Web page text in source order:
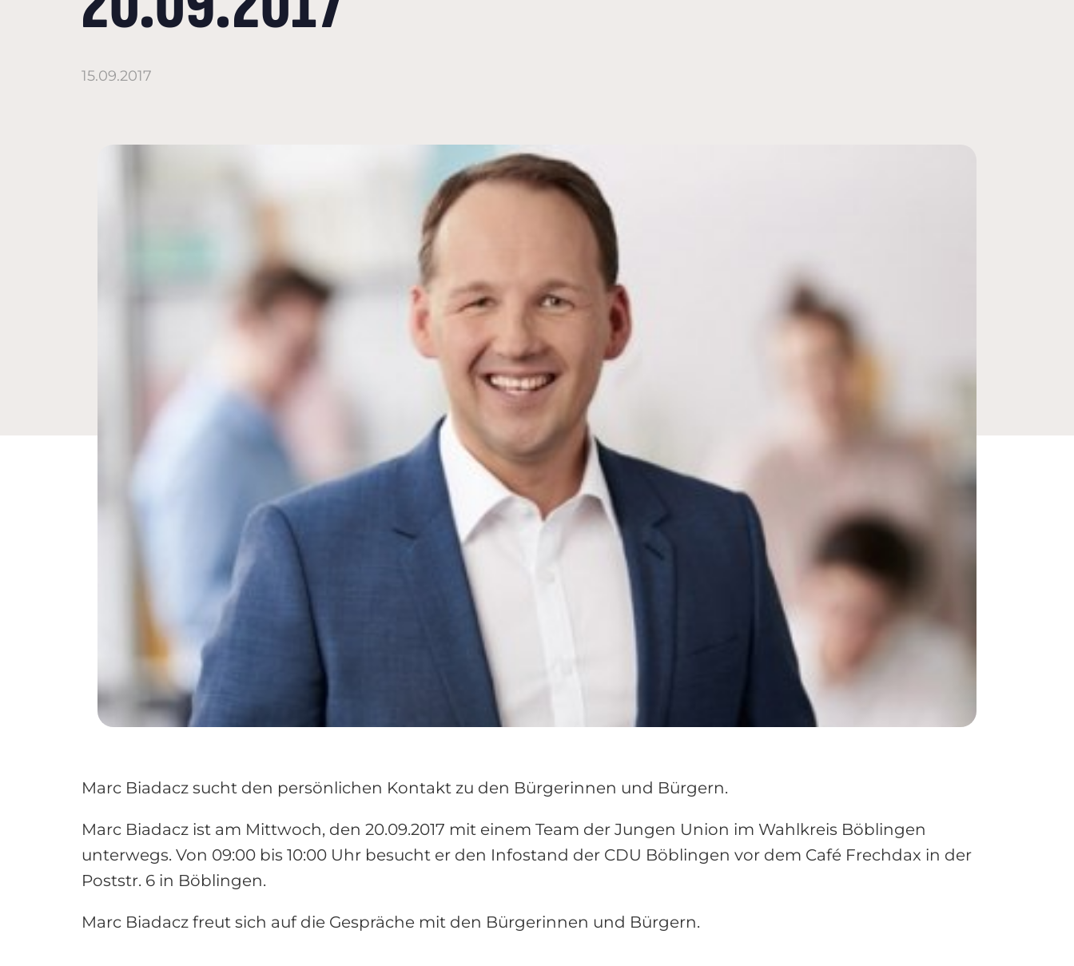
15.09.2017
Marc Biadacz sucht den persönlichen Kontakt zu den Bürgerinnen und Bürgern.
Marc Biadacz ist am Mittwoch, den 20.09.2017 mit einem Team der Jungen Union im Wahlkreis Böblingen
unterwegs. Von 09:00 bis 10:00 Uhr besucht er den Infostand der CDU Böblingen vor dem Café Frechdax in der
Poststr. 6 in Böblingen.
Marc Biadacz freut sich auf die Gespräche mit den Bürgerinnen und Bürgern.